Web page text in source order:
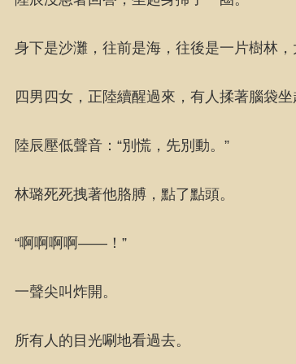
身下是沙灘，往前是海，往後是一片樹林
四男四女，正陸續醒過來，有人揉著腦袋坐
陸辰壓低聲音：“別慌，先別動。”
林璐死死拽著他胳膊，點了點頭。
“啊啊啊啊——！”
一聲尖叫炸開。
所有人的目光唰地看過去。